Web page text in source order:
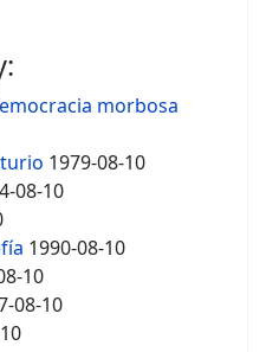
morbosa
1979-08-10
08-10
1990-08-10
10
08-10